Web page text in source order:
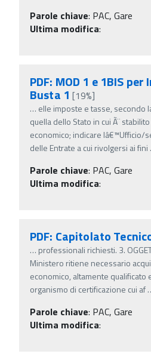
Parole chiave: PAC, Gare
Ultima modifica:
PDF: MOD 1 e 1BIS
Busta 1 [19%]
… elle imposte e tasse, secondo
quella dello Stato in cui Ã¨
economico; indicare lâ€™Ufficio/
delle Entrate a cui rivolgersi ai fini
Parole chiave: PAC, Gare
Ultima modifica:
PDF: Capitolato
… professionali richiesti. 3.
Ministero ritiene necessario
economico, altamente qualificato
organismo di certificazione cui af
Parole chiave: PAC, Gare
Ultima modifica: